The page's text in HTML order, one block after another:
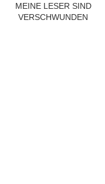
MEINE LESER SIND
VERSCHWUNDEN